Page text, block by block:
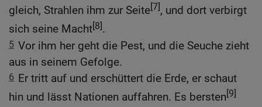
gleich, Strahlen ihm zur Seite[7], und dort verbirgt
sich seine Macht[8].
5 Vor ihm her geht die Pest, und die Seuche zieht
aus in seinem Gefolge.
6 Er tritt auf und erschüttert die Erde, er schaut
hin und lässt Nationen auffahren. Es bersten[9]